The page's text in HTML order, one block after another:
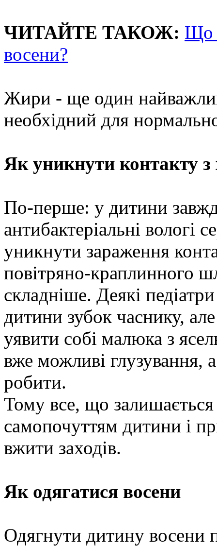
ЧИТАЙТЕ ТАКОЖ: Що
восени?
Жири - ще один
необхідний для
Як уникнути контакту
По-перше: у дитини
антибактеріальні
уникнути зараження
повітряно-краплинного
складніше. Деякі
дитини зубок часнику,
уявити собі малюка з
вже можливі глузування,
робити.
Тому все, що
самопочуттям дитини і
вжити заходів.
Як одягатися восени
Одягнути дитину восени